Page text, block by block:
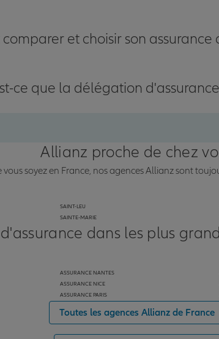
et choisir son
ce que la délégation
Allianz proche de chez
vous soyez en France, nos agences Allianz sont
SAINT-LEU
SAINTE-MARIE
dans les plus
ASSURANCE NANTES
ASSURANCE NICE
ASSURANCE PARIS
Toutes les agences Allianz de France